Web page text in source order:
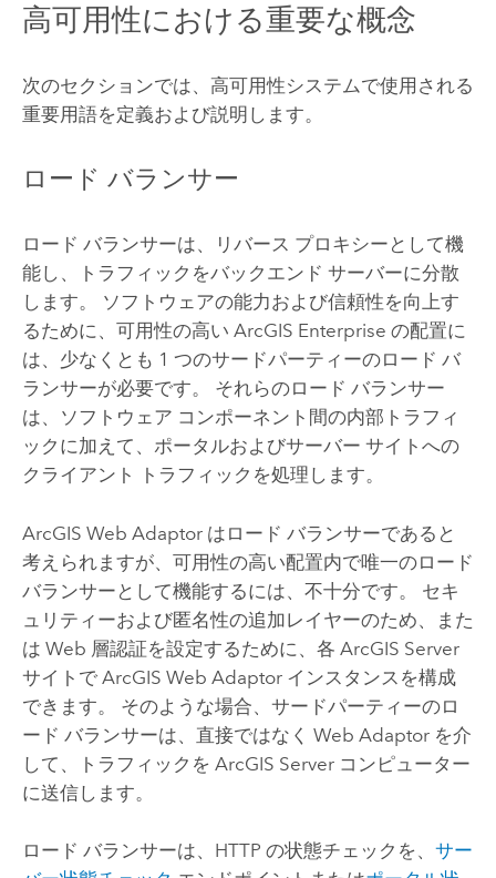
高可用性における重要な概念
次のセクションでは、高可用性システムで使用される
重要用語を定義および説明します。
ロード バランサー
ロード バランサーは、リバース プロキシーとして機
能し、トラフィックをバックエンド サーバーに分散
します。 ソフトウェアの能力および信頼性を向上す
るために、可用性の高い ArcGIS Enterprise の配置に
は、少なくとも 1 つのサードパーティーのロード バ
ランサーが必要です。 それらのロード バランサー
は、ソフトウェア コンポーネント間の内部トラフィ
ックに加えて、ポータルおよびサーバー サイトへの
クライアント トラフィックを処理します。
ArcGIS Web Adaptorはロード バランサーであると
考えられますが、可用性の高い配置内で唯一のロード
バランサーとして機能するには、不十分です。 セキ
ュリティーおよび匿名性の追加レイヤーのため、また
は Web 層認証を設定するために、各 ArcGIS Server
サイトで ArcGIS Web Adaptorインスタンスを構成
できます。 そのような場合、サードパーティーのロ
ード バランサーは、直接ではなく Web Adaptorを介
して、トラフィックを ArcGIS Serverコンピューター
に送信します。
ロード バランサーは、HTTP の状態チェックを、 サー